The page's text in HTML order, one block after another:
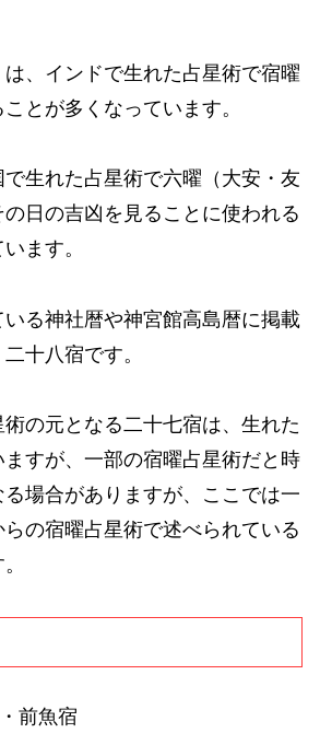
、インドで生れた占星術で宿曜
とが多くなっています。
生れた占星術で六曜（大安・友
日の吉凶を見ることに使われる
ます。
る神社暦や神宮館高島暦に掲載
十八宿です。
の元となる二十七宿は、生れた
ますが、一部の宿曜占星術だと時
場合がありますが、ここでは一
の宿曜占星術で述べられている
前魚宿